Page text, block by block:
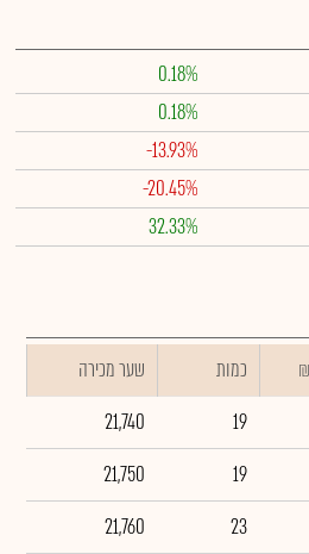
0.18%
0.18%
-13.93%
-20.45%
32.33%
כמות
שער מכירה
19
21,740
19
21,750
23
21,760